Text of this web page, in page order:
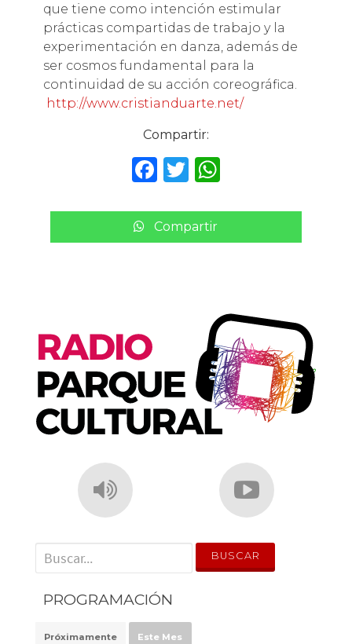
que tiene como intención estimular
prácticas compartidas de trabajo y la
experimentación en danza, además de
ser cosmos fundamental para la
continuidad de su acción coreográfica.
http://www.cristianduarte.net/
Compartir:
F
c
e
T
it
te
W
a
ts
p
Compartir
' . __('Search for:') . '
PROGRAMACIÓN
Próximamente Este Mes